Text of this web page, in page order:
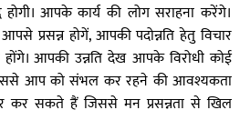
आपके कार्य की लोग सराहना करेंगे।
प्रसन्न होगें, आपकी पदोन्नति हेतु विचार
आपकी उन्नति देख आपके विरोधी कोई
आप को संभल कर रहने की आवश्यकता
कर सकते हैं जिससे मन प्रसन्नता से खिल